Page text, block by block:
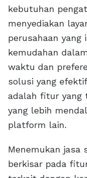
kebutuhan
menyediakan
perusahaan yang
kemudahan
waktu dan
solusi yang
adalah fitur yang
yang lebih
platform lain.
Menemukan jasa
berkisar pada